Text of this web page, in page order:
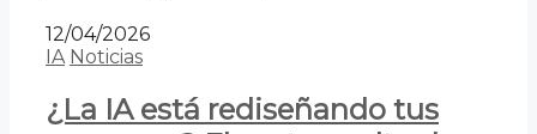
12/04/2026
IA Noticias
¿La IA está rediseñando tus